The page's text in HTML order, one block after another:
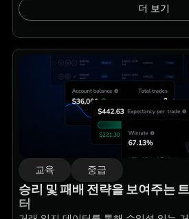
더 보기
교육 중급
승리 및 패배 전략을 보여주는
터